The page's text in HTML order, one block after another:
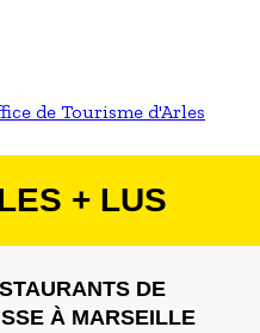
de Tourisme d'Arles
+ LUS
DE
À MARSEILLE